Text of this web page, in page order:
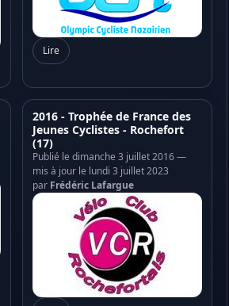
Lire
2016 - Trophée de France des
Jeunes Cyclistes - Rochefort
(17)
Publié le dimanche 3 juillet 2016 —
mis à jour le lundi 3 juillet 2023
par Frédéric Lafargue